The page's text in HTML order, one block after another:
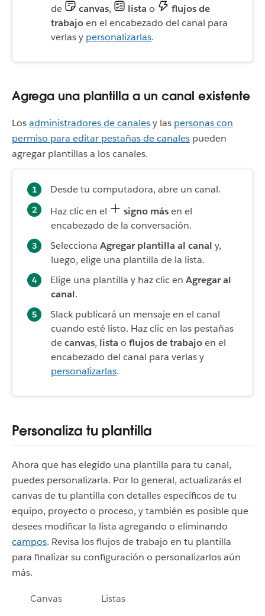
de
canvas, lista o
flujos de
trabajoen el encabezado del canal para
verlas y personalizarlas.
Agrega una plantilla a un canal existente
Losadministradores de canalesy las personas con
permiso para editar pestañas de canales pueden
agregar plantillas a los canales.
Desde tu computadora, abre un canal.
Haz clic en el
signo másen el
encabezado de la conversación.
Selecciona Agregar plantilla al canal y,
luego, elige una plantilla de la lista.
Elige una plantilla y haz clic en Agregar al
canal.
Slack publicará un mensaje en el canal
cuando esté listo. Haz clic en las pestañas
decanvas, lista o flujos de trabajoen el
encabezado del canal para verlas y
personalizarlas.
Personaliza tu plantilla
Ahora que has elegido una plantilla para tu canal,
puedes personalizarla. Por lo general, actualizarás el
canvas de tu plantilla con detalles específicos de tu
equipo, proyecto o proceso, y también es posible que
desees modificar la lista agregando o eliminando
campos. Revisa los flujos de trabajo en tu plantilla
para finalizar su configuración o personalizarlos aún
más.
Canvas
Listas